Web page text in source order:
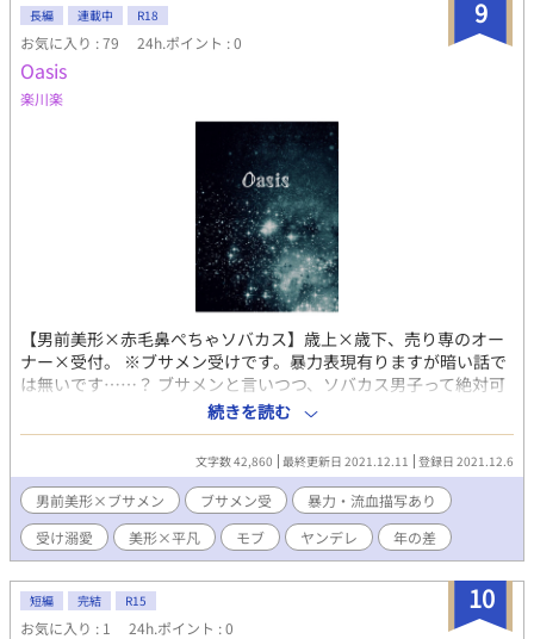
禁表現有り・血表現、暴力表現有り、男女の絡み有り ＊
―――――――――――――――＊ ※この作品は、エブリスタ・
小説家になろうにも連載しています※
9
長編 連載中 R18
お気に入り : 79 24h.ポイント : 0
Oasis
楽川楽
【男前美形×赤毛鼻ぺちゃソバカス】歳上×歳下、売り専のオー
ナー×受付。 ※ブサメン受けです。暴力表現有りますが暗い話で
は無いです……？ ブサメンと言いつつ、ソバカス男子って絶対可
愛いと思うのです^^ ！！ご注意！！ デリヘルっぽいのを題材にし
ていますが、適当な知識で書いてます。 本番までは行ってません
が受けがモブと性的な絡みありで、軽く排泄、嘔吐、躾としての
暴力(主にビンタ)表現等も有りますのでご注意下さいm(_ _)m
続きを読む
文字数 42,860 最終更新日 2021.12.11 登録日 2021.12.6
男前美形×ブサメン ブサメン受
暴力・流血描写あり
受け溺愛
美形×平凡 モブ ヤンデレ 年の差
10
短編 完結 R15
お気に入り : 1 24h.ポイント : 0